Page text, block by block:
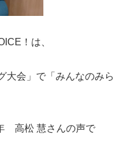
！は、
大会」で「みんなのみら
高松 慧さんの声で